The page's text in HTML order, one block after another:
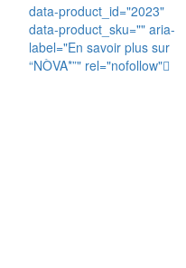
data-product_id="2023"
data-product_sku="" aria-
label="En savoir plus sur
“NÒVA*”" rel="nofollow"